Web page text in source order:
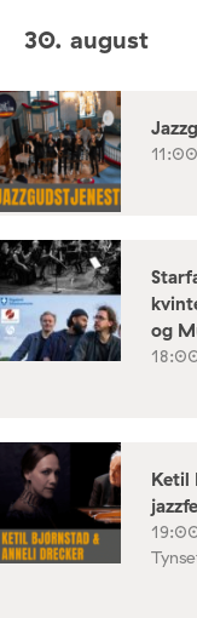
30. august
og
Ketil